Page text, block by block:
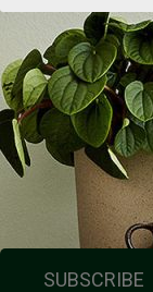
SUBSCRIBE